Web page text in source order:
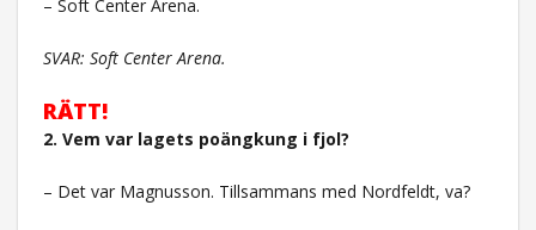
– Soft Center Arena.
SVAR: Soft Center Arena.
RÄTT!
2. Vem var lagets poängkung i fjol?
– Det var Magnusson. Tillsammans med Nordfeldt, va?